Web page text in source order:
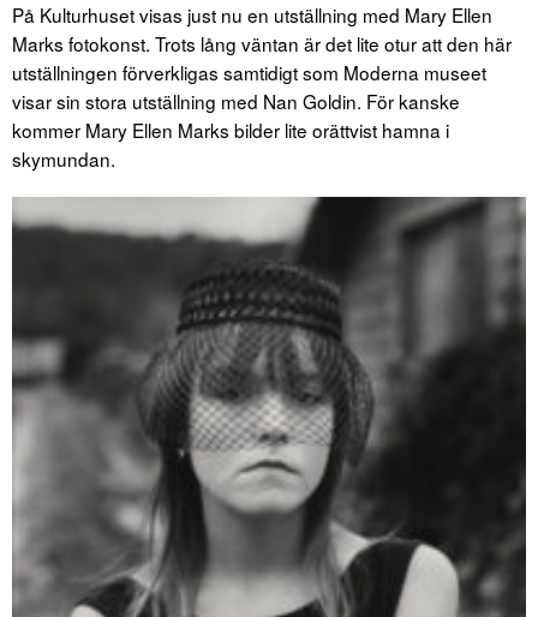
På Kulturhuset visas just nu en utställning med Mary Ellen
Marks fotokonst. Trots lång väntan är det lite otur att den här
utställningen förverkligas samtidigt som Moderna museet
visar sin stora utställning med Nan Goldin. För kanske
kommer Mary Ellen Marks bilder lite orättvist hamna i
skymundan.